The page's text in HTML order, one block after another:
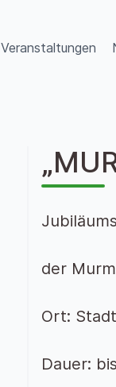
Veranstaltungen
der
Ort:
Dauer: